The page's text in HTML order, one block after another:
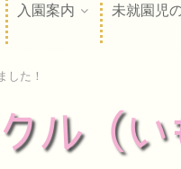
入園案内 未就園児
した！
ル（